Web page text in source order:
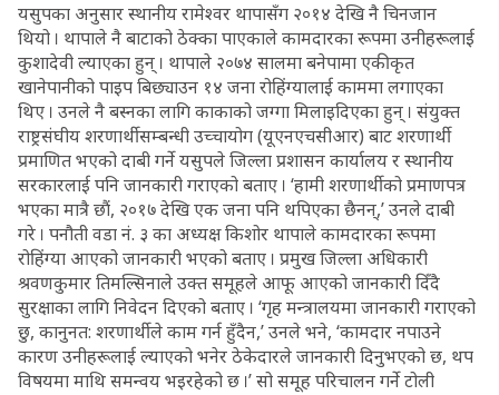
यसुपका अनुसार स्थानीय रामेश्वर थापासँग २०१४ देखि नै चिनजान
थियो । थापाले नै बाटाको ठेक्का पाएकाले कामदारका रूपमा उनीहरूलाई
कुशादेवी ल्याएका हुन् । थापाले २०७४ सालमा बनेपामा एकीकृत
खानेपानीको पाइप बिछ्याउन १४ जना रोहिंग्यालाई काममा लगाएका
थिए । उनले नै बस्नका लागि काकाको जग्गा मिलाइदिएका हुन् । संयुक्त
राष्ट्रसंघीय शरणार्थीसम्बन्धी उच्चायोग (यूएनएचसीआर) बाट शरणार्थी
प्रमाणित भएको दाबी गर्ने यसुपले जिल्ला प्रशासन कार्यालय र स्थानीय
सरकारलाई पनि जानकारी गराएको बताए । ‘हामी शरणार्थीको प्रमाणपत्र
भएका मात्रै छौं, २०१७ देखि एक जना पनि थपिएका छैनन्,’ उनले दाबी
गरे । पनौती वडा नं. ३ का अध्यक्ष किशोर थापाले कामदारका रूपमा
रोहिंग्या आएको जानकारी भएको बताए । प्रमुख जिल्ला अधिकारी
श्रवणकुमार तिमल्सिनाले उक्त समूहले आफू आएको जानकारी दिँदै
सुरक्षाका लागि निवेदन दिएको बताए । ‘गृह मन्त्रालयमा जानकारी गराएको
छु, कानुनत: शरणार्थीले काम गर्न हुँदैन,’ उनले भने, ‘कामदार नपाउने
कारण उनीहरूलाई ल्याएको भनेर ठेकेदारले जानकारी दिनुभएको छ, थप
विषयमा माथि समन्वय भइरहेको छ ।’ सो समूह परिचालन गर्ने टोली